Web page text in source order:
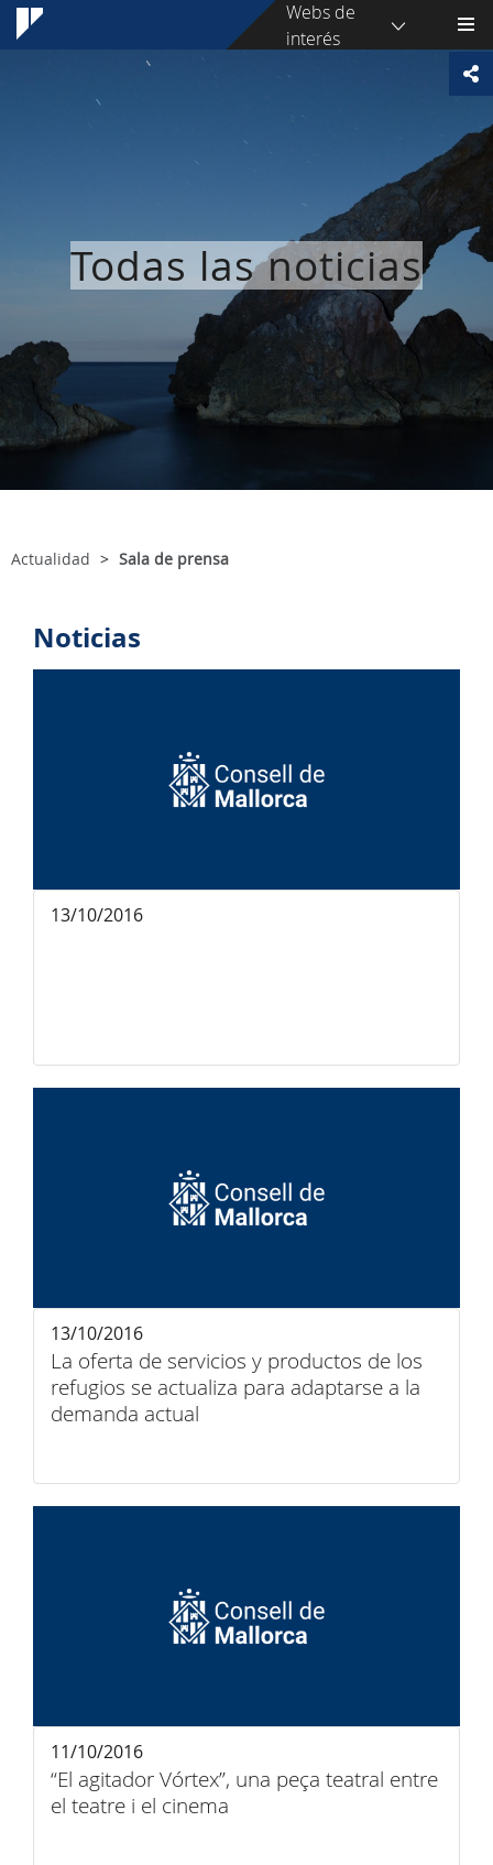
Webs de
interés
Todas las noticias
Actualidad Sala de prensa
Noticias
13/10/2016
La oferta de servicios y productos de los
refugios se actualiza para adaptarse a la
demanda actual
13/10/2016
“El agitador Vórtex”, una peça teatral entre
el teatre i el cinema
11/10/2016